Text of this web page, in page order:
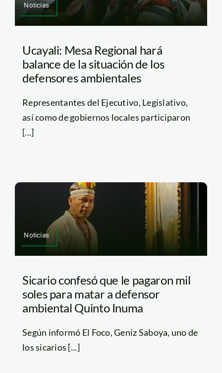
Noticias
Ucayali: Mesa Regional hará
balance de la situación de los
defensores ambientales
Representantes del Ejecutivo, Legislativo,
así como de gobiernos locales participaron
[...]
Noticias
Sicario confesó que le pagaron mil
soles para matar a defensor
ambiental Quinto Inuma
Según informó El Foco, Geniz Saboya, uno de
los sicarios [...]